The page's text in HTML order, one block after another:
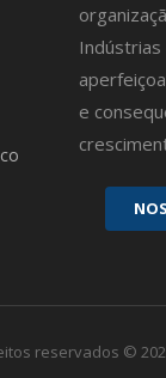
Indústrias
e
NOS
reservados ©